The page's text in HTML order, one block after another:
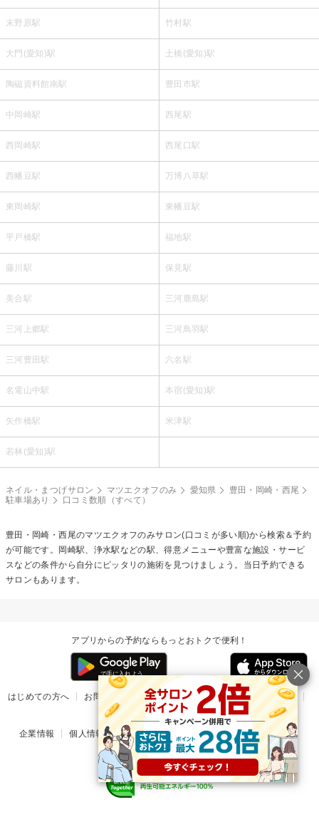
末野原駅 竹村駅
大門(愛知)駅 土橋(愛知)駅
陶磁資料館南駅 豊田市駅
中岡崎駅 西尾駅
西岡崎駅 西尾口駅
西幡豆駅 万博八草駅
東岡崎駅 東幡豆駅
平戸橋駅 福地駅
藤川駅 保見駅
美合駅 三河鹿島駅
三河上郷駅 三河鳥羽駅
三河豊田駅 六名駅
名電山中駅 本宿(愛知)駅
矢作橋駅 米津駅
若林(愛知)駅
ネイル・まつげサロン マツエクオフのみ 愛知県
豊田・岡崎・西尾
駐車場あり
口コミ数順（すべて）
豊田・岡崎・西尾のマツエクオフのみサロン(口コミが多い順)から検索＆予約
が可能です。岡崎駅、浄水駅などの駅、得意メニューや豊富な施設・サービ
スなどの条件から自分にピッタリの施術を見つけましょう。当日予約できる
サロンもあります。
アプリからの予約ならもっとおトクで便利！
はじめての方へ お問い合わせ ヘルプ リリース情報
利用規約
掲載ご希望のサロン様
企業情報 個人情報保護方針 楽天のサービス一覧 アプリ一覧
© Rakuten Group, Inc.